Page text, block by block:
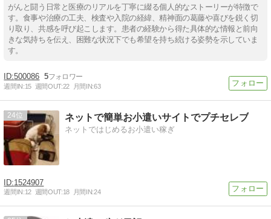
がんと闘う日常と医療のリアルを丁寧に綴る個人的なストーリーが特徴で
す。食事や治療の工夫、検査や入院の経緯、精神面の葛藤や喜びを鋭く切
り取り、共感を呼び起こします。患者の経験から得た具体的な情報と前向
きな気持ちを伝え、困難な状況下でも希望を持ち続ける姿勢を示していま
す。
500086 5
週間IN:15 週間OUT:22 月間IN:63
24 ネットで簡単お小遣いサイトでプチセレブ
ネットではじめるお小遣い稼ぎ
1524907
週間IN:12 週間OUT:18 月間IN:24